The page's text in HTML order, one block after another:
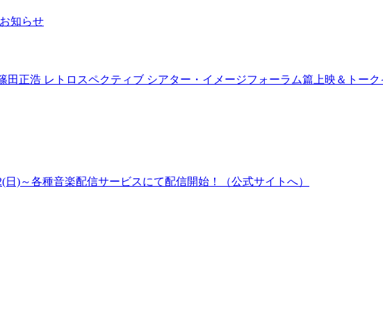
知らせ
田正浩 レトロスペクティブ シアター・イメージフォーラム篇上映＆トー
日)～各種音楽配信サービスにて配信開始！（公式サイトへ）